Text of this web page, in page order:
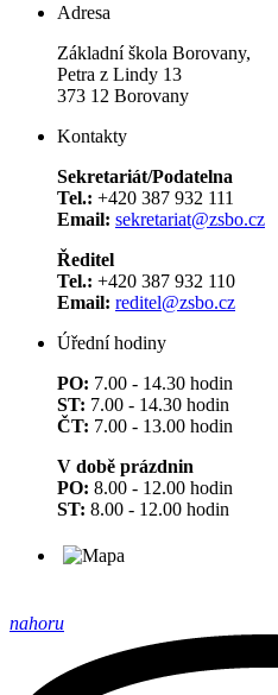
Adresa
Základní škola Borovany,
Petra z Lindy 13
373 12 Borovany
Kontakty
Sekretariát/Podatelna
Tel.: +420 387 932 111
Email: sekretariat@zsbo.cz
Ředitel
Tel.: +420 387 932 110
Email: reditel@zsbo.cz
Úřední hodiny
PO: 7.00 - 14.30 hodin
ST: 7.00 - 14.30 hodin
ČT: 7.00 - 13.00 hodin
V době prázdnin
PO: 8.00 - 12.00 hodin
ST: 8.00 - 12.00 hodin
nahoru